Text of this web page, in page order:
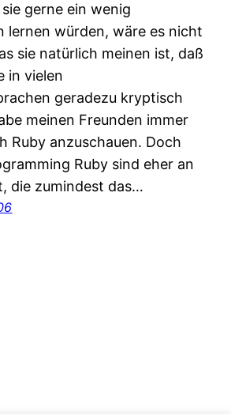
gerne ein wenig
lernen würden, wäre es nicht
sie natürlich meinen ist, daß
in vielen
geradezu kryptisch
meinen Freunden immer
Ruby anzuschauen. Doch
Ruby sind eher an
die zumindest das…